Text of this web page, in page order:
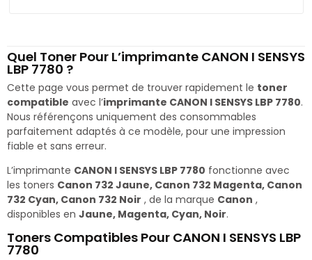
Quel Toner Pour L’imprimante CANON I SENSYS
LBP 7780 ?
Cette page vous permet de trouver rapidement le toner
compatible avec l’imprimante CANON I SENSYS LBP 7780.
Nous référençons uniquement des consommables
parfaitement adaptés à ce modèle, pour une impression
fiable et sans erreur.
L’imprimante CANON I SENSYS LBP 7780 fonctionne avec
les toners Canon 732 Jaune, Canon 732 Magenta, Canon
732 Cyan, Canon 732 Noir , de la marque Canon ,
disponibles en Jaune, Magenta, Cyan, Noir.
Toners Compatibles Pour CANON I SENSYS LBP
7780